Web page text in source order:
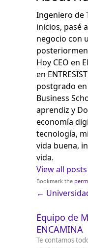
Ingeniero de
inicios, pasé
negocio con
Hoy CEO en
en
postgrado
Business
aprendiz y
economía
tecnología,
vida buena,
vida.
View all
Bookmark the
←
Equipo de
ENCAMINA
Te contamos